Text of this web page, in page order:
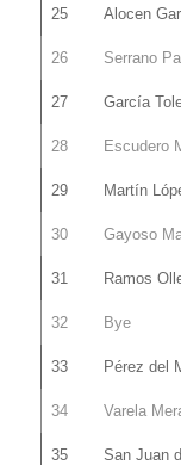
25 Alocen
26 Serrano
27 García
28 Escudero
29 Martín
30 Gayoso
31 Ramos
32 Bye
33 Pérez del
34 Varela
35 San Juan